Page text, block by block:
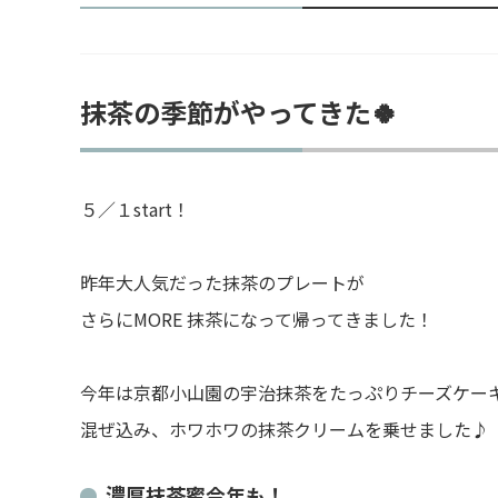
抹茶の季節がやってきた🍀
５／１start！
昨年大人気だった抹茶のプレートが
さらにMORE 抹茶になって帰ってきました！
今年は京都小山園の宇治抹茶をたっぷりチーズケー
混ぜ込み、ホワホワの抹茶クリームを乗せました♪